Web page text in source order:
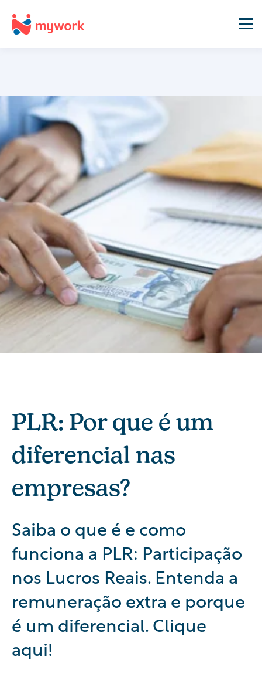
PLR: Por que é um
diferencial nas
empresas?
Saiba o que é e como
funciona a PLR: Participação
nos Lucros Reais. Entenda a
remuneração extra e porque
é um diferencial. Clique
aqui!